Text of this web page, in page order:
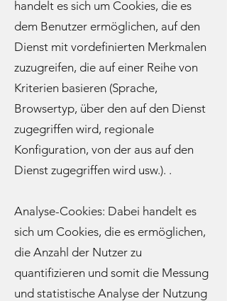
handelt es sich um Cookies, die es
dem Benutzer ermöglichen, auf den
Dienst mit vordefinierten Merkmalen
zuzugreifen, die auf einer Reihe von
Kriterien basieren (Sprache,
Browsertyp, über den auf den Dienst
zugegriffen wird, regionale
Konfiguration, von der aus auf den
Dienst zugegriffen wird usw.). .
Analyse-Cookies: Dabei handelt es
sich um Cookies, die es ermöglichen,
die Anzahl der Nutzer zu
quantifizieren und somit die Messung
und statistische Analyse der Nutzung